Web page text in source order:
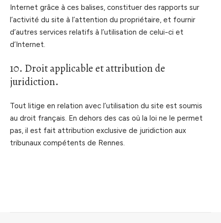
Internet grâce à ces balises, constituer des rapports sur
l’activité du site à l’attention du propriétaire, et fournir
d’autres services relatifs à l’utilisation de celui-ci et
d’Internet.
10. Droit applicable et attribution de
juridiction.
Tout litige en relation avec l’utilisation du site est soumis
au droit français. En dehors des cas où la loi ne le permet
pas, il est fait attribution exclusive de juridiction aux
tribunaux compétents de Rennes.